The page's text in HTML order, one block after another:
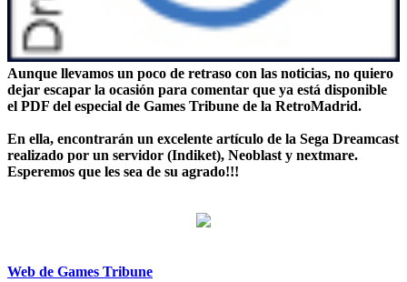
Aunque llevamos un poco de retraso con las noticias, no quiero
dejar escapar la ocasión para comentar que ya está disponible
el PDF del especial de Games Tribune de la RetroMadrid.
En ella, encontrarán un excelente artículo de la Sega Dreamcast
realizado por un servidor (Indiket), Neoblast y nextmare.
Esperemos que les sea de su agrado!!!
Web de Games Tribune